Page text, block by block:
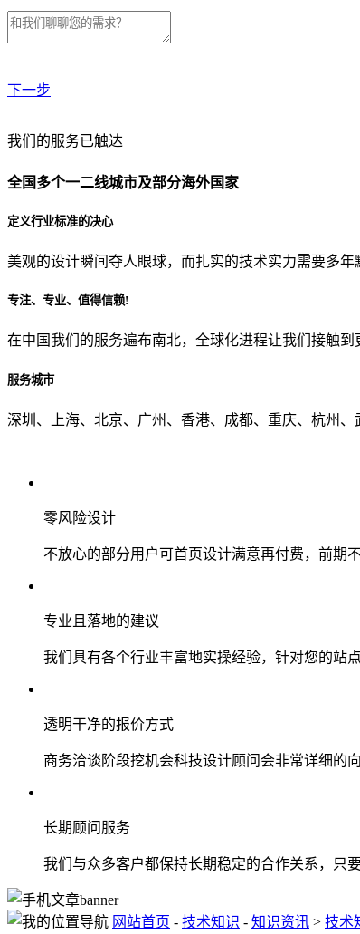
下一步
贵公司预算范围是？
贵公司的团队规模是？
从哪里了解到我们？
我们的服务已触达
全国多个一二线城市及部分海外国家
定义行业标准的决心
美观的设计瞬间夺人眼球，而扎实的技术实力需要多
专注、专业、值得信赖!
在中国我们的服务遍布南北，全球化进程让我们接触到
服务城市
深圳、上海、北京、广州、香港、成都、重庆、杭州
零风险设计
不放心的部分用户可首页设计满意再付费，前期
专业且落地的建议
我们具有各个行业丰富地实操经验，针对您的站
透明干净的报价方式
商务洽谈阶段挖机会科技设计顾问会非常详细的
长期顾问服务
我们与众多客户都保持长期稳定的合作关系，只
网站首页 - 技术知识 - 知识资讯 > 技术